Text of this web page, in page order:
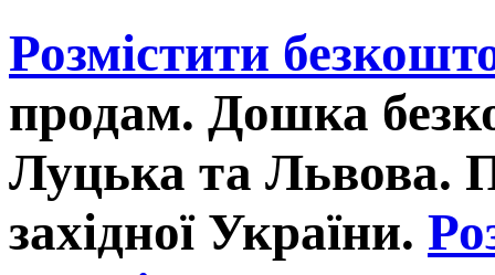
Розмістити
продам. Дошка
Луцька та Львова.
західної України.